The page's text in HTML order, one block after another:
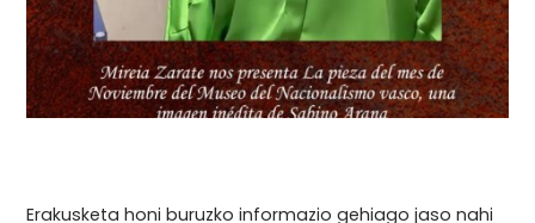
Erakusketa honi buruzko informazio gehiago jaso nahi